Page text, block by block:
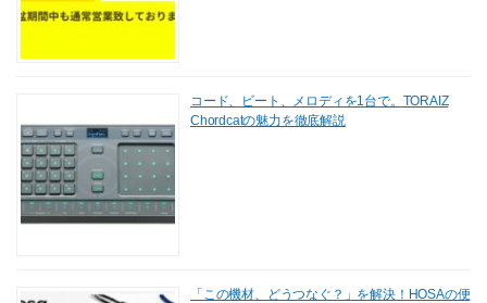
コード、ビート、メロディを1台で。TORAIZ
Chordcatの魅力を徹底解説
「この機材、どうつなぐ？」を解決！HOSAの便